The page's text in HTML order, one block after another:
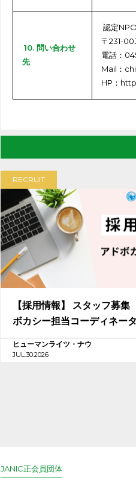
10. 問い合わせ
先
認定
〒231-
電話：
Mail：
HP：
RECRUIT
【採用情報】 スタッフ募集
ボカシー担当コーディネータ
ヒューマンライツ・ナウ
JUL.30.2026
JANIC正会員団体